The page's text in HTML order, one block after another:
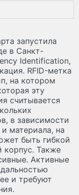
запустила
в Санкт-
Identification,
RFID-метка
на котором
эту
считывается
в зависимости
материала, на
быть гибкой
корпус. Также
Активные
и требуют